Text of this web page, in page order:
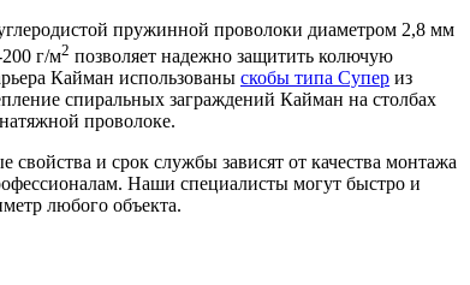
пружинной проволоки диаметром 2,8 мм
г/м2 позволяет надежно защитить колючую
Кайман использованы скобы типа Супер из
спиральных заграждений Кайман на столбах
проволоке.
и срок службы зависят от качества монтажа
Наши специалисты могут быстро и
любого объекта.